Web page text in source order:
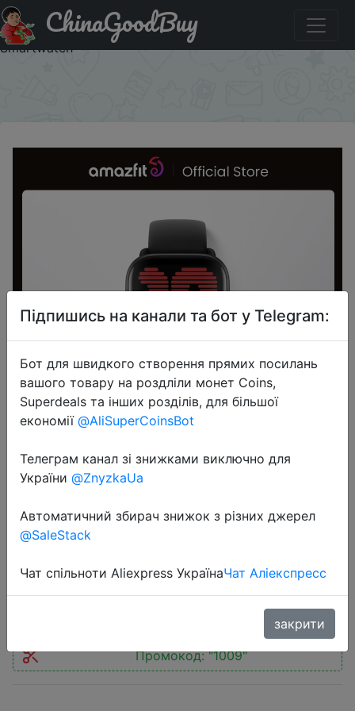
Код на знижку 1009 New Amazfit Active Smart Watch
Super-light Design Ultra-long 14-day Battery Life
Smartwatch
ChinaGoodBuy
2023-10-16
New Amazfit Active Smart Watch
Super-light Design Ultra-long 14-
day Battery Life Smartwatch
$120.51
Промокод:"1009"
Підпишись на канали та бот у Telegram:
Бот для швидкого створення прямих посилань
вашого товару на роздліли монет Coins,
Superdeals та інших розділів, для більшої
економії @AliSuperCoinsBot
Телеграм канал зі знижками виключно для
України @ZnyzkaUa
Автоматичний збирач знижок з різних джерел
@SaleStack
Чат спільноти Aliexpress УкраїнаЧат Аліекспресс
закрити